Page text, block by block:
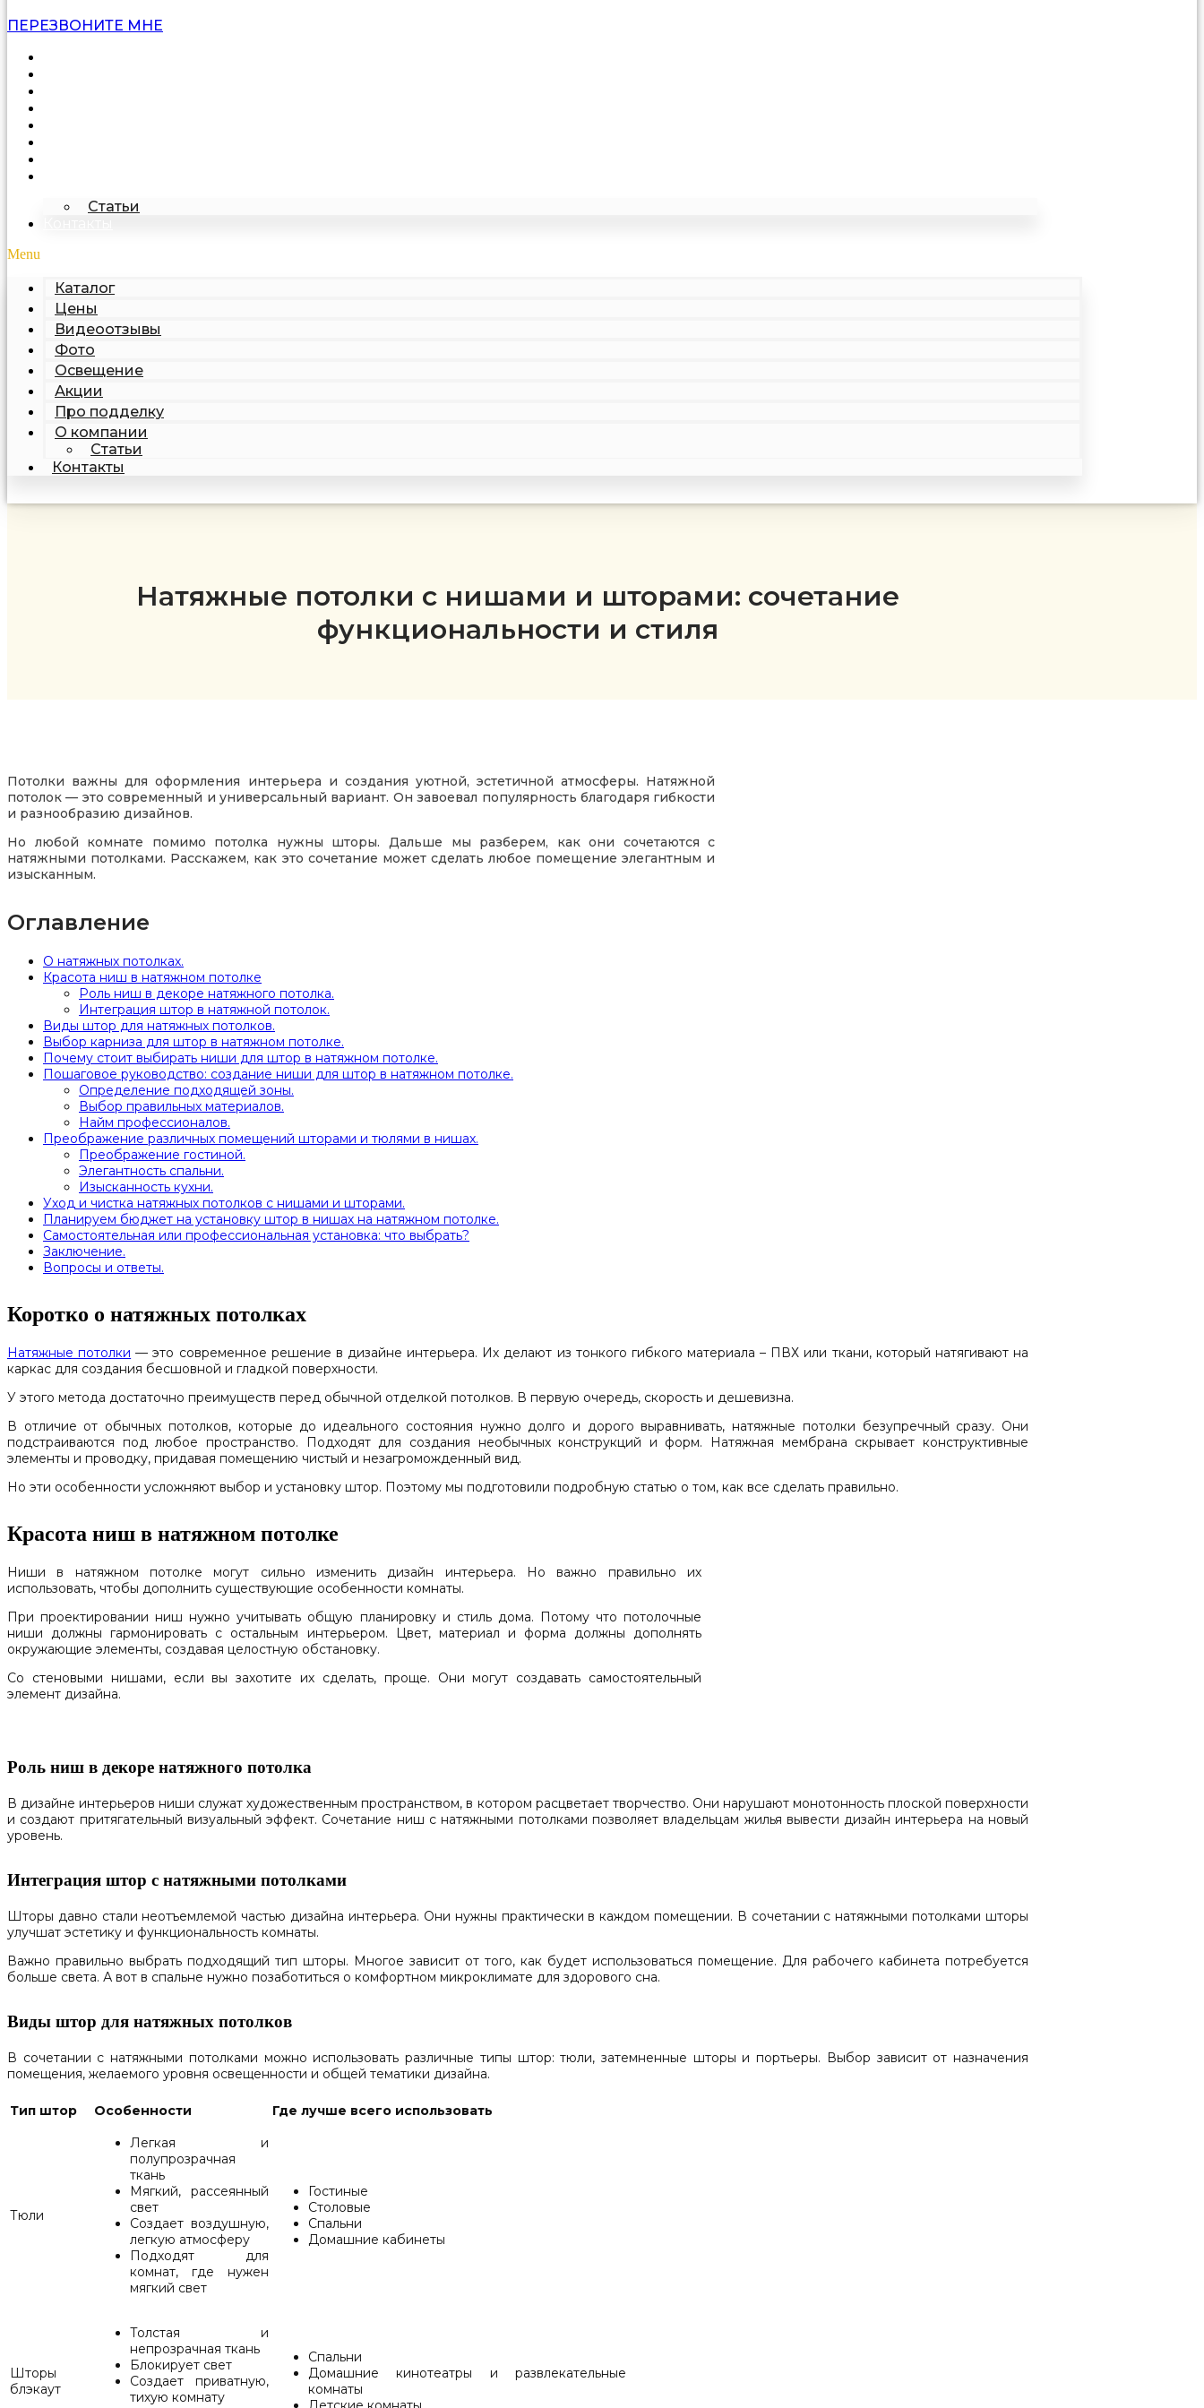
ПЕРЕЗВОНИТЕ МНЕ
Статьи
Menu
Каталог
Цены
Видеоотзывы
Фото
Освещение
Акции
Про подделку
О компании
Статьи
Контакты
Натяжные потолки с нишами и шторами: сочетание
функциональности и стиля
Потолки важны для оформления интерьера и создания уютной, эстетичной атмосферы. Натяжной
потолок — это современный и универсальный вариант. Он завоевал популярность благодаря гибкости
и разнообразию дизайнов.
Но любой комнате помимо потолка нужны шторы. Дальше мы разберем, как они сочетаются с
натяжными потолками. Расскажем, как это сочетание может сделать любое помещение элегантным и
изысканным.
Оглавление
О натяжных потолках.
Красота ниш в натяжном потолке
Роль ниш в декоре натяжного потолка.
Интеграция штор в натяжной потолок.
Виды штор для натяжных потолков.
Выбор карниза для штор в натяжном потолке.
Почему стоит выбирать ниши для штор в натяжном потолке.
Пошаговое руководство: создание ниши для штор в натяжном потолке.
Определение подходящей зоны.
Выбор правильных материалов.
Найм профессионалов.
Преображение различных помещений шторами и тюлями в нишах.
Преображение гостиной.
Элегантность спальни.
Изысканность кухни.
Уход и чистка натяжных потолков с нишами и шторами.
Планируем бюджет на установку штор в нишах на натяжном потолке.
Самостоятельная или профессиональная установка: что выбрать?
Заключение.
Вопросы и ответы.
Коротко о натяжных потолках
Натяжные потолки — это современное решение в дизайне интерьера. Их делают из тонкого гибкого материала – ПВХ или ткани, который натягивают на
каркас для создания бесшовной и гладкой поверхности.
У этого метода достаточно преимуществ перед обычной отделкой потолков. В первую очередь, скорость и дешевизна.
В отличие от обычных потолков, которые до идеального состояния нужно долго и дорого выравнивать, натяжные потолки безупречный сразу. Они
подстраиваются под любое пространство. Подходят для создания необычных конструкций и форм. Натяжная мембрана скрывает конструктивные
элементы и проводку, придавая помещению чистый и незагроможденный вид.
Но эти особенности усложняют выбор и установку штор. Поэтому мы подготовили подробную статью о том, как все сделать правильно.
Красота ниш в натяжном потолке
Ниши в натяжном потолке могут сильно изменить дизайн интерьера. Но важно правильно их
использовать, чтобы дополнить существующие особенности комнаты.
При проектировании ниш нужно учитывать общую планировку и стиль дома. Потому что потолочные
ниши должны гармонировать с остальным интерьером. Цвет, материал и форма должны дополнять
окружающие элементы, создавая целостную обстановку.
Со стеновыми нишами, если вы захотите их сделать, проще. Они могут создавать самостоятельный
элемент дизайна.
Роль ниш в декоре натяжного потолка
В дизайне интерьеров ниши служат художественным пространством, в котором расцветает творчество. Они нарушают монотонность плоской поверхности
и создают притягательный визуальный эффект. Сочетание ниш с натяжными потолками позволяет владельцам жилья вывести дизайн интерьера на новый
уровень.
Интеграция штор с натяжными потолками
Шторы давно стали неотъемлемой частью дизайна интерьера. Они нужны практически в каждом помещении. В сочетании с натяжными потолками шторы
улучшат эстетику и функциональность комнаты.
Важно правильно выбрать подходящий тип шторы. Многое зависит от того, как будет использоваться помещение. Для рабочего кабинета потребуется
больше света. А вот в спальне нужно позаботиться о комфортном микроклимате для здорового сна.
Виды штор для натяжных потолков
В сочетании с натяжными потолками можно использовать различные типы штор: тюли, затемненные шторы и портьеры. Выбор зависит от назначения
помещения, желаемого уровня освещенности и общей тематики дизайна.
Тип штор Особенности Где лучше всего использовать
Тюли
Легкая и
полупрозрачная
ткань
Мягкий, рассеянный
свет
Создает воздушную,
легкую атмосферу
Подходят для
комнат, где нужен
мягкий свет
Гостиные
Столовые
Спальни
Домашние кабинеты
Шторы
блэкаут
Толстая и
непрозрачная ткань
Блокирует свет
Создает приватную,
тихую комнату
Спальни
Домашние кинотеатры и развлекательные
комнаты